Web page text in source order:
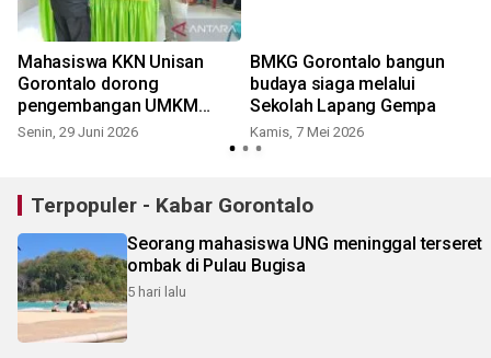
Mahasiswa KKN Unisan
Gorontalo dorong
pengembangan UMKM
berbasis pangan lokal di
Senin, 29 Juni 2026
BMKG Gorontalo bangun
budaya siaga melalui
Sekolah Lapang Gempa
Kamis, 7 Mei 2026
Terpopuler - Kabar Gorontalo
Seorang mahasiswa UNG meninggal terseret
ombak di Pulau Bugisa
5 hari lalu